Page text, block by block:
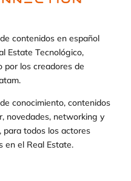
contenidos en español
Estate Tecnológico,
por los creadores de
conocimiento, contenidos
novedades, networking y
para todos los actores
en el Real Estate.